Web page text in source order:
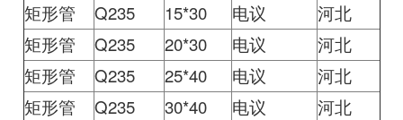
矩形管
Q235 15*30 电议
河北
矩形管
Q235 20*30 电议
河北
矩形管
Q235 25*40 电议
河北
矩形管
Q235 30*40 电议
河北